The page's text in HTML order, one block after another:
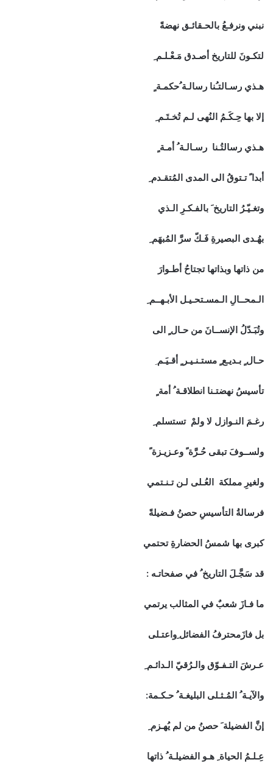
نبني ونرفـعُ بالحـقائـق نهضةً
لتكـونَ للتاريخ أصـدق مَـعْـلـم ِ
هـذي رسـالتـُنا رسالـة ُحكمـة ٍ
إلا بها حِـكَـمُ النُهى لـم تُخـتَـم ِ
هـذي رسالتُـنا رسـالـة ُ أمـة ٍ
أبدا ً تـتوقُ الى المدى المُتقـدم ِ
وتغـيّـرُ التاريخ َ بالفـكـرِ الـذي
بهُـدى البصيرةِ فَـكّ سرَّ المُبهَم ِ
من ذاتها وبذاتها تجتاحُ أطـوارَ
الـمحــالِ الـمسـتحـيـل الأبـهــم ِ
وتُبَـدّلُ الإنســانَ من حـال ٍ الى
حـال ٍ بـديـع ٍ مستـنـيـر ٍ أقـيَـم
تأسيسُ نهضتـنا انطلاقـة ُ أمة ٍ
رغـمَ النـوازل لا ولمْ تستسلم ِ
ولســوفَ تبقى حُـرَّة ً وعـزيـزة ً
ولغيرِ مملكة العُـلى لـن تـنـتمي
فرسالةُ التأسيسِ حصنُ فـضيلةً
كبرى بها شمسُ الحضارةِ تحتمي
قد سَجَّـلَ التاريخ ُ في صفحاتـه :
ما فـازَ شعبٌ في المثالب يرتمي
بل فازَمحترفُ الفضائل ِواعتـلى
عـرشَ التـفـوّق والـرُقيّ الـدائـم ِ
والآيـة ُ المُـثـلى البليغـة ُ حـكـمة:
إنَّ الفضيلة َ حصنُ من لم يُهـزم ِ
عِـلـمُ الحياة ِ هـو الفضيلـة ُ ذاتها